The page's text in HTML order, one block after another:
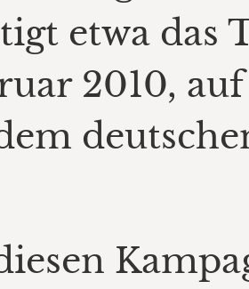
etwa das
2010,